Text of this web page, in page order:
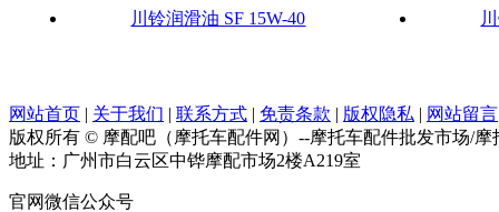
川铃润滑油 SF 15W-40
网站首页 | 关于我们 | 联系方式 | 免责条款 | 版权隐私 | 网站留言
版权所有 © 摩配吧（摩托车配件网）--摩托车配件批发市场/摩
地址：广州市白云区中铧摩配市场2楼A219室
官网微信公众号